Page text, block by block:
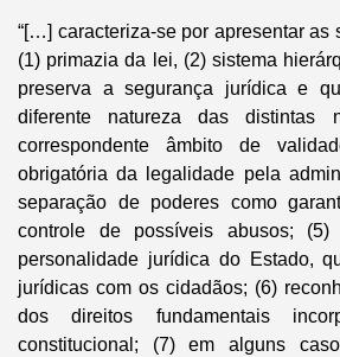
“[…] caracteriza-se por apresentar as
(1) primazia da lei, (2) sistema
preserva a segurança jurídica e
diferente natureza das distintas
correspondente âmbito de
obrigatória da legalidade pela
separação de poderes como
controle de possíveis abusos; (5)
personalidade jurídica do Estado,
jurídicas com os cidadãos; (6)
dos direitos fundamentais
constitucional; (7) em alguns